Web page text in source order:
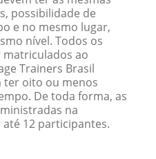
possibilidade de
e no mesmo lugar,
nível. Todos os
ao
Trainers Brasil
ter oito ou menos
De toda forma, as
na
12 participantes.